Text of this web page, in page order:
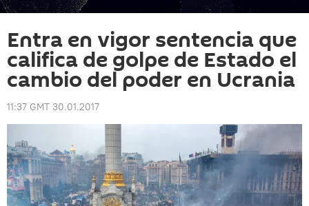
Entra en vigor sentencia que
califica de golpe de Estado el
cambio del poder en Ucrania
11:37 GMT 30.01.2017